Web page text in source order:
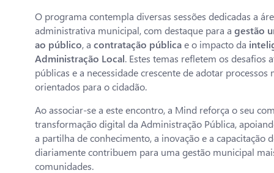
O programa contempla diversas sessões dedicadas a
administrativa municipal, com destaque para a gestão
ao público, a contratação públicae o impacto da
Administração Local. Estes temas refletem os desafios
públicas e a necessidade crescente de adotar processos
orientados para o cidadão.
Ao associar-se a este encontro, a Mind reforça o seu
transformação digital da Administração Pública,
a partilha de conhecimento, a inovação e a capacitação
diariamente contribuem para uma gestão municipal
comunidades.